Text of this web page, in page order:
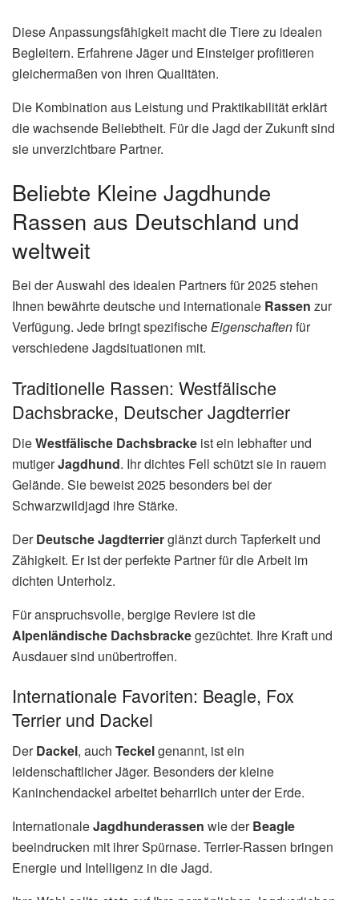
Diese Anpassungsfähigkeit macht die Tiere zu idealen
Begleitern. Erfahrene Jäger und Einsteiger profitieren
gleichermaßen von ihren Qualitäten.
Die Kombination aus Leistung und Praktikabilität erklärt
die wachsende Beliebtheit. Für die Jagd der Zukunft sind
sie unverzichtbare Partner.
Beliebte Kleine Jagdhunde
Rassen aus Deutschland und
weltweit
Bei der Auswahl des idealen Partners für 2025 stehen
Ihnen bewährte deutsche und internationale Rassen zur
Verfügung. Jede bringt spezifischeEigenschaftenfür
verschiedene Jagdsituationen mit.
Traditionelle Rassen: Westfälische
Dachsbracke, Deutscher Jagdterrier
DieWestfälische Dachsbracke ist ein lebhafter und
mutigerJagdhund. Ihr dichtes Fell schützt sie in rauem
Gelände. Sie beweist 2025 besonders bei der
Schwarzwildjagd ihre Stärke.
DerDeutsche Jagdterrierglänzt durch Tapferkeit und
Zähigkeit. Er ist der perfekte Partner für die Arbeit im
dichten Unterholz.
Für anspruchsvolle, bergige Reviere ist die
Alpenländische Dachsbrackegezüchtet. Ihre Kraft und
Ausdauer sind unübertroffen.
Internationale Favoriten: Beagle, Fox
Terrier und Dackel
DerDackel, auch Teckelgenannt, ist ein
leidenschaftlicher Jäger. Besonders der kleine
Kaninchendackel arbeitet beharrlich unter der Erde.
InternationaleJagdhunderassen wie derBeagle
beeindrucken mit ihrer Spürnase. Terrier-Rassen bringen
Energie und Intelligenz in die Jagd.